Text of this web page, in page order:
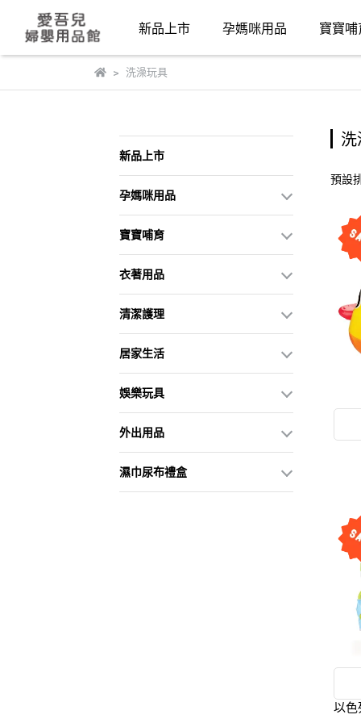
新品上市 孕媽咪用品 寶寶
洗澡玩具
新品上市
孕媽咪用品
寶寶哺育
衣著用品
清潔護理
居家生活
娛樂玩具
外出用品
濕巾尿布禮盒
預設
以